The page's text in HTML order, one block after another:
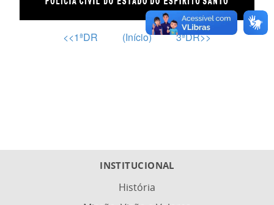
<<1ªDR (Início) 3ªDR>>
INSTITUCIONAL
História